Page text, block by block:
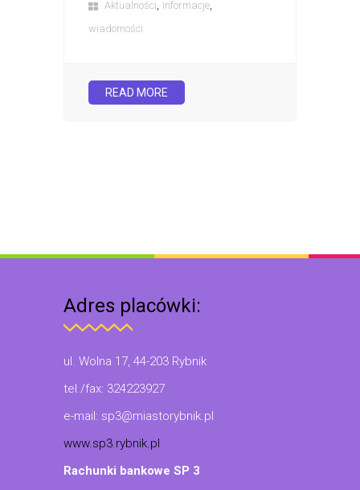
Aktualności, Informacje,
wiadomości
READ MORE
Adres placówki:
ul. Wolna 17, 44-203 Rybnik
tel./fax: 324223927
e-mail: sp3@miastorybnik.pl
www.sp3.rybnik.pl
Rachunki bankowe SP 3